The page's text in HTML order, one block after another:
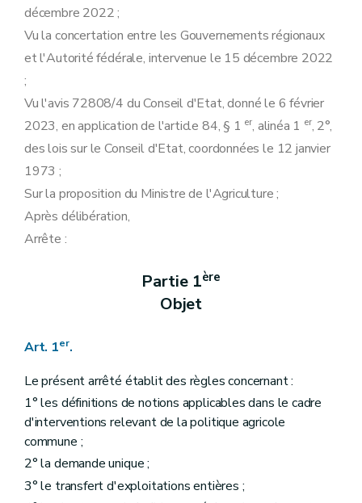
Art. 70
Art. 71
Art. 72
Art. 73
Art. 75
Sous-section 4 Protection des habitats et des espèces (BCAE 9)
Art. 76
Chapitre 2
Santé publique et santé végétale
Section 1ère Sécurité des denrées alimentaires
Art. 77
Sous-section 2 Utilisation de certaines substances à effet hormonal ou thyréostatique et substances ß-agonistes dans les spéculations animales (ERMG 6)
Art. 77
Sous-section 4 Utilisation des pesticides compatible avec le développement durable (ERMG 8)
Bien-être animal
Section 2
Art. 81
Section 3 Protection des animaux dans les élevages (ERMG 11)
Art. 82
Partie 3/1 Conditionnalité sociale (AGW du 11 septembre 2025, art.3)
Titre 1er Dispositions générales(AGW du 11 septembre 2025, art.3)
Art. 83/1
Art. 83/2
Art. 83/3
Art. 83/4
décembre 2022 ;
Vu la concertation entre les Gouvernements régionaux
et l'Autorité fédérale, intervenue le 15 décembre 2022
;
Vu l'avis 72808/4 du Conseil d'Etat, donné le 6 février
2023, en application de l'article 84, § 1 er, alinéa 1 er, 2°,
des lois sur le Conseil d'Etat, coordonnées le 12 janvier
1973 ;
Sur la proposition du Ministre de l'Agriculture ;
Après délibération,
Arrête :
Partie 1ère
Objet
Art. 1er.
Le présent arrêté établit des règles concernant :
1° les définitions de notions applicables dans le cadre
d'interventions relevant de la politique agricole
commune ;
2° la demande unique ;
3° le transfert d'exploitations entières ;